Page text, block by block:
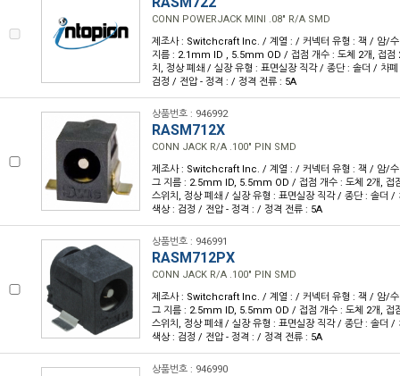
CONN POWERJACK MINI .08" R/A SMD
제조사 : Switchcraft Inc. / 계열 : / 커넥터 유형 : 잭 / 암/수
지름 : 2.1mm ID , 5.5mm OD / 접점 개수 : 도체 2개, 접점
치, 정상 폐쇄 / 실장 유형 : 표면실장 직각 / 종단 : 솔더 / 차
검정 / 전압 - 정격 : / 정격 전류 : 5A
상품번호 : 946992
RASM712X
CONN JACK R/A .100" PIN SMD
제조사 : Switchcraft Inc. / 계열 : / 커넥터 유형 : 잭 / 암/수
그 지름 : 2.5mm ID, 5.5mm OD / 접점 개수 : 도체 2개, 접
스위치, 정상 폐쇄 / 실장 유형 : 표면실장 직각 / 종단 : 솔더
색상 : 검정 / 전압 - 정격 : / 정격 전류 : 5A
상품번호 : 946991
RASM712PX
CONN JACK R/A .100" PIN SMD
제조사 : Switchcraft Inc. / 계열 : / 커넥터 유형 : 잭 / 암/수
그 지름 : 2.5mm ID, 5.5mm OD / 접점 개수 : 도체 2개, 접
스위치, 정상 폐쇄 / 실장 유형 : 표면실장 직각 / 종단 : 솔더
색상 : 검정 / 전압 - 정격 : / 정격 전류 : 5A
상품번호 : 946990